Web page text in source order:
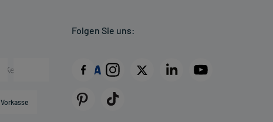
Vorkasse
Folgen Sie uns: